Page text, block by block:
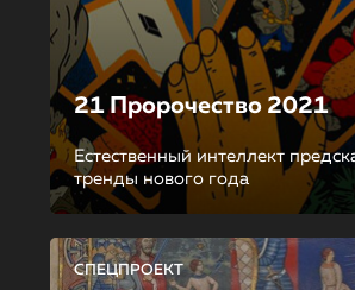
21 Пророчество 2021
Естественный интеллект
тренды нового года
СПЕЦПРОЕКТ